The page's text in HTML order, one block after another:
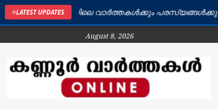
LATEST UPDATES
കണ്ണൂർ ജില്ലയിലെ വാർത്തകൾക്കും പരസ്യങ്ങൾക്കും
August 8, 2026